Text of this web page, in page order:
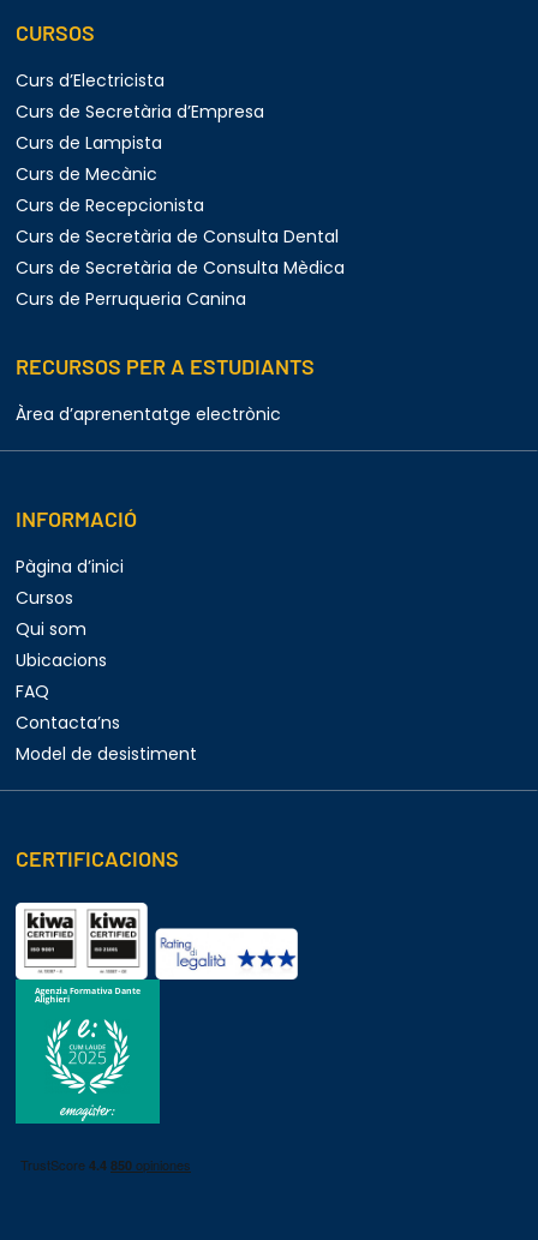
CURSOS
Curs d’Electricista
Curs de Secretària d’Empresa
Curs de Lampista
Curs de Mecànic
Curs de Recepcionista
Curs de Secretària de Consulta Dental
Curs de Secretària de Consulta Mèdica
Curs de Perruqueria Canina
RECURSOS PER A ESTUDIANTS
Àrea d’aprenentatge electrònic
INFORMACIÓ
Pàgina d’inici
Cursos
Qui som
Ubicacions
FAQ
Contacta’ns
Model de desistiment
CERTIFICACIONS